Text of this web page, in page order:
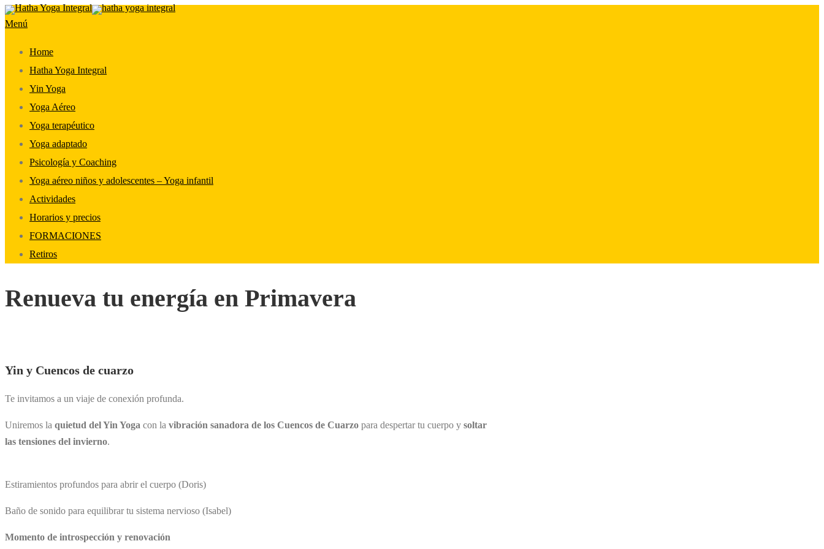
Saltar
al
Menú
Home
Hatha Yoga Integral
Yin Yoga
Yoga Aéreo
Yoga terapéutico
Yoga adaptado
Psicología y Coaching
Yoga aéreo niños y adolescentes – Yoga infantil
Actividades
Horarios y precios
FORMACIONES
Retiros
Renueva tu energía en Primavera
Yin y Cuencos de cuarzo
Te invitamos a un viaje de conexión profunda.
Uniremos la quietud del Yin Yoga con la vibración sanadora de los Cuencos de Cuarzo para despertar tu cuerpo y soltar
las tensiones del invierno.
Estiramientos profundos para abrir el cuerpo (Doris)
Baño de sonido para equilibrar tu sistema nervioso (Isabel)
Momento de introspección y renovación